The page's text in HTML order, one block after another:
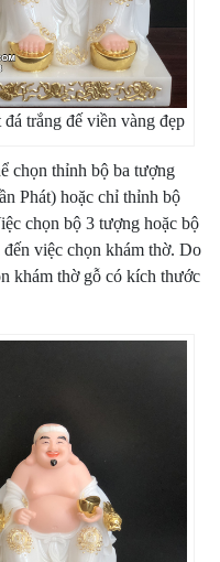
trắng đế viền vàng đẹp
chọn thỉnh bộ ba tượng
Phát) hoặc chỉ thỉnh bộ
chọn bộ 3 tượng hoặc bộ
việc chọn khám thờ. Do
khám thờ gỗ có kích thước